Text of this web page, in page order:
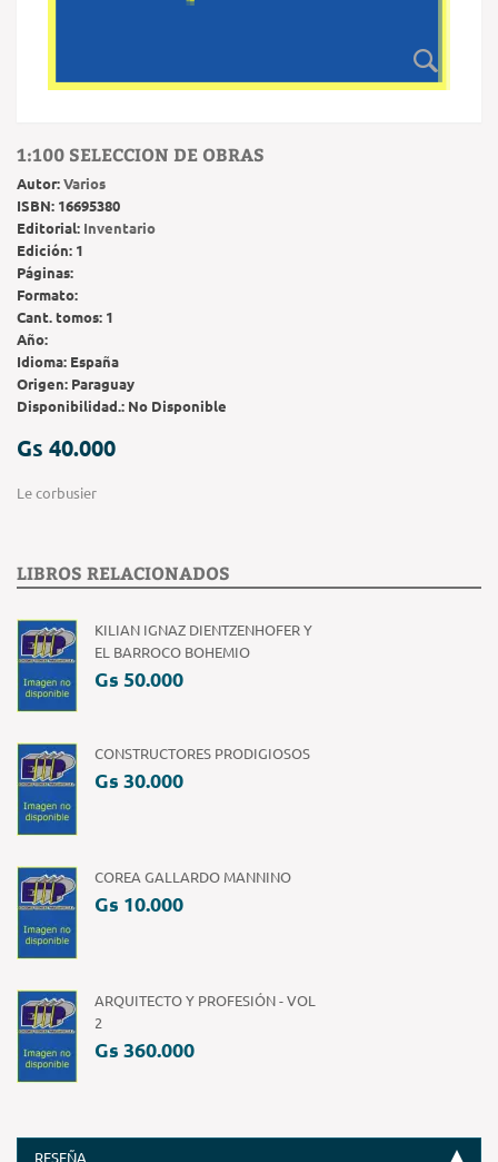
1:100 SELECCION DE OBRAS
Autor:Varios
ISBN: 16695380
Editorial: Inventario
Edición: 1
Páginas:
Formato:
Cant. tomos: 1
Año:
Idioma: España
Origen: Paraguay
Disponibilidad.: No Disponible
Gs 40.000
Le corbusier
LIBROS RELACIONADOS
KILIAN IGNAZ DIENTZENHOFER Y
EL BARROCO BOHEMIO
Gs 50.000
CONSTRUCTORES PRODIGIOSOS
Gs 30.000
COREA GALLARDO MANNINO
Gs 10.000
ARQUITECTO Y PROFESIÓN - VOL
2
Gs 360.000
RESEÑA